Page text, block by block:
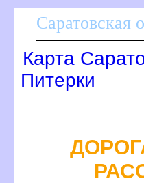
Саратовская
Карта
Питерки